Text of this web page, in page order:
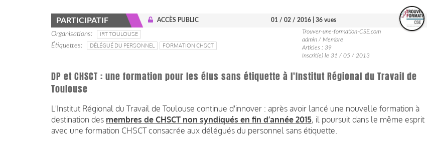
PARTICIPATIF ACCÈS PUBLIC 01 / 02 / 2016 | 36 vues
Organisations
IRT TOULOUSE
Étiquettes
DÉLÉGUÉ DU PERSONNEL FORMATION CHSCT
Trouver-une-formation-CSE.com
admin / Membre
Articles : 39
Inscrit(e) le 31 / 05 / 2013
DP et CHSCT : une formation pour les élus sans étiquette à l'Institut Régional du Travail de
Toulouse
L'Institut Régional du Travail de Toulouse continue d'innover : après avoir lancé une nouvelle formation à
destination des membres de CHSCT non syndiqués en fin d’année 2015, il poursuit dans le même esprit
avec une formation CHSCT consacrée aux délégués du personnel sans étiquette.